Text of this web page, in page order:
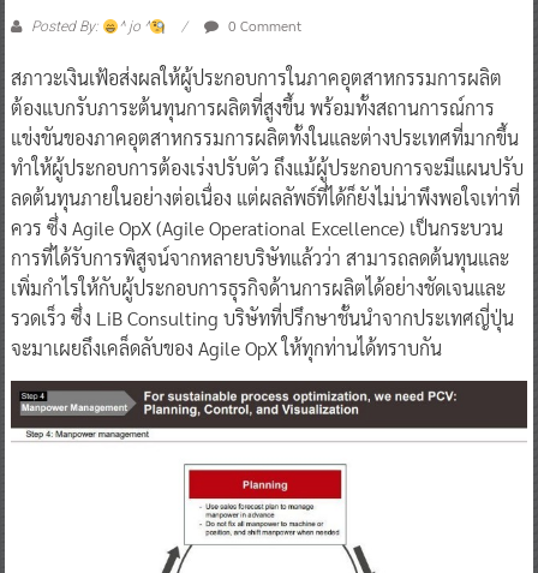
Posted By: ^ jo ^ 0 Comment
สภาวะเงินเฟ้อส่งผลให้ผู้ประกอบการในภาคอุตสาหกรรมการผลิต
ต้องแบกรับภาระต้นทุนการผลิตที่สูงขึ้น พร้อมทั้งสถานการณ์การ
แข่งขันของภาคอุตสาหกรรมการผลิตทั้งในและต่างประเทศที่มากขึ้น
ทำให้ผู้ประกอบการต้องเร่งปรับตัว ถึงแม้ผู้ประกอบการจะมีแผนปรับ
ลดต้นทุนภายในอย่างต่อเนื่อง แต่ผลลัพธ์ที่ได้ก็ยังไม่น่าพึงพอใจเท่าที่
ควร ซึ่ง Agile OpX (Agile Operational Excellence) เป็นกระบวน
การที่ได้รับการพิสูจน์จากหลายบริษัทแล้วว่า สามารถลดต้นทุนและ
เพิ่มกำไรให้กับผู้ประกอบการธุรกิจด้านการผลิตได้อย่างชัดเจนและ
รวดเร็ว ซึ่ง LiB Consulting บริษัทที่ปรึกษาชั้นนำจากประเทศญี่ปุ่น
จะมาเผยถึงเคล็ดลับของ Agile OpX ให้ทุกท่านได้ทราบกัน